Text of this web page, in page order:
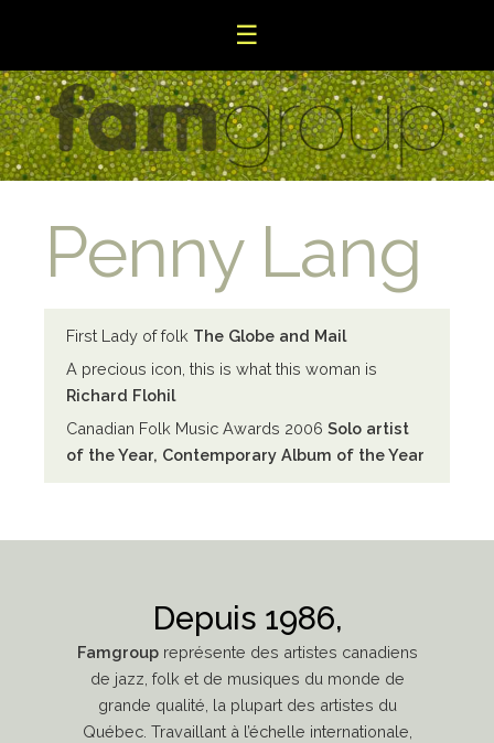
☰
Penny Lang
First Lady of folk The Globe and Mail
A precious icon, this is what this woman is
Richard Flohil
Canadian Folk Music Awards 2006Solo artist
of the Year, Contemporary Album of the Year
Depuis 1986,
Famgroup représente des artistes canadiens
de jazz, folk et de musiques du monde de
grande qualité, la plupart des artistes du
Québec. Travaillant à l’échelle internationale,